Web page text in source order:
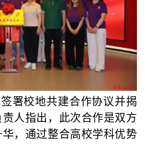
署校地共建合作协议并揭
人指出，此次合作是双方
，通过整合高校学科优势